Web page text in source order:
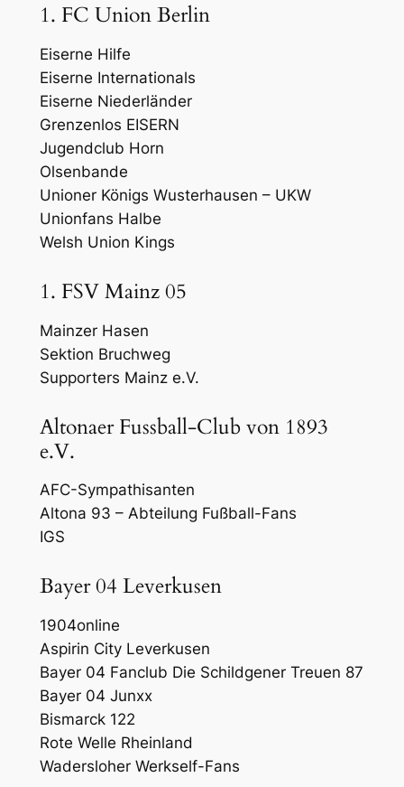
1. FC Union Berlin
Eiserne Hilfe
Eiserne Internationals
Eiserne Niederländer
Grenzenlos EISERN
Jugendclub Horn
Olsenbande
Unioner Königs Wusterhausen – UKW
Unionfans Halbe
Welsh Union Kings
1. FSV Mainz 05
Mainzer Hasen
Sektion Bruchweg
Supporters Mainz e.V.
Altonaer Fussball-Club von 1893
e.V.
AFC-Sympathisanten
Altona 93 – Abteilung Fußball-Fans
IGS
Bayer 04 Leverkusen
1904online
Aspirin City Leverkusen
Bayer 04 Fanclub Die Schildgener Treuen 87
Bayer 04 Junxx
Bismarck 122
Rote Welle Rheinland
Wadersloher Werkself-Fans